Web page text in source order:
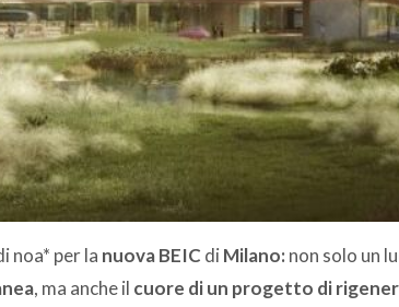
noa* per la nuova BEIC di Milano: non solo un
, ma anche il cuore di un progetto di